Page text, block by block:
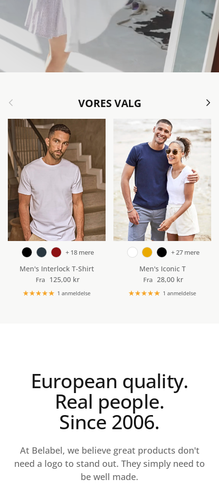
Forrige VORES VALG
Men's Interlock T-Shirt
Normalpris
Fra 125,00 kr
+ 18 mere
1 anmeldelse
Men's Iconic T
Normalpris
Fra 28,00 kr
+ 27 mere
1 anmeldelse
European quality.
Real people.
Since 2006.
At Belabel, we believe great products don't
need a logo to stand out. They simply need to
be well made.